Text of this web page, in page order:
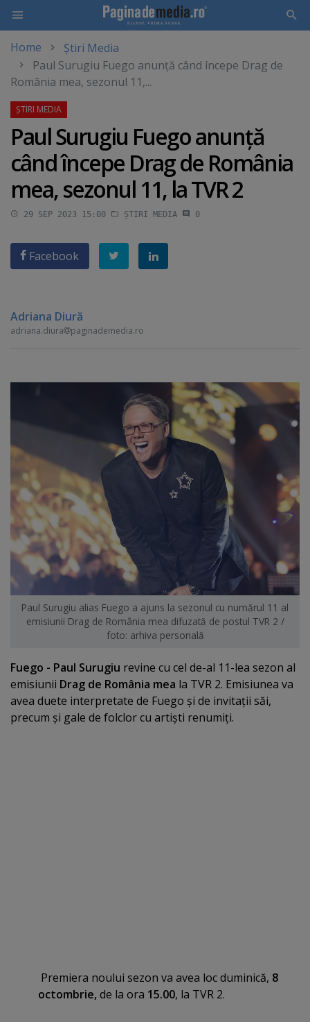
main
content
Home
Știri Media
Paul Surugiu Fuego anunţă când începe Drag de
România mea, sezonul 11,...
Paul Surugiu Fuego anunţă
când începe Drag de România
mea, sezonul 11, la TVR 2
29 SEP 2023 15:00 ȘTIRI MEDIA 0
Facebook
Adriana Diură
adriana.diura paginademedia.ro
Paul Surugiu alias Fuego a ajuns la sezonul cu numărul 11 al
emisiunii Drag de România mea difuzată de postul TVR 2 /
foto: arhiva personală
Fuego - Paul Surugiu revine cu cel de-al 11-lea sezon al
emisiunii Drag de România mea la TVR 2. Emisiunea va
avea duete interpretate de Fuego şi de invitaţii săi,
precum şi gale de folclor cu artişti renumiţi.
Premiera noului sezon va avea loc duminică, 8
octombrie, de la ora 15.00, la TVR 2.